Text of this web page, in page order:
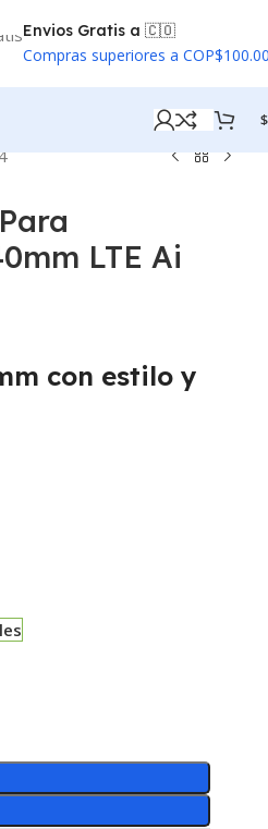
Envios Gratis a 🇨🇴
Compras superiores a
$
LTE Ai
con estilo y